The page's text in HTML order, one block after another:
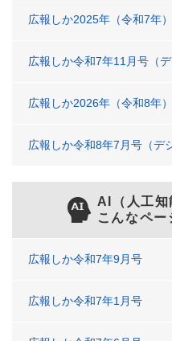
広報しか2025年（令和7年
広報しか令和7年11月号（デ
広報しか2026年（令和8年
広報しか令和8年7月号（デ
AI（人工知
こんなペ
広報しか令和7年9月号
広報しか令和7年1月号